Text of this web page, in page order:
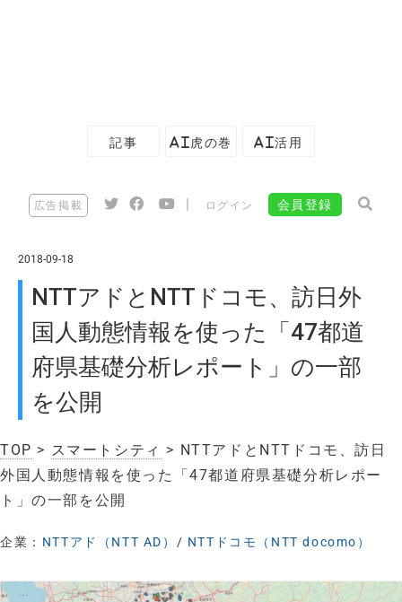
記事 AI虎の巻 AI活用
広告掲載 ログイン 会員登録
2018-09-18
NTTアドとNTTドコモ、訪日外
国人動態情報を使った「47都道
府県基礎分析レポート」の一部
を公開
TOP > スマートシティ > NTTアドとNTTドコモ、訪日
外国人動態情報を使った「47都道府県基礎分析レポー
ト」の一部を公開
企業： NTTアド（NTT AD） / NTTドコモ（NTT docomo）